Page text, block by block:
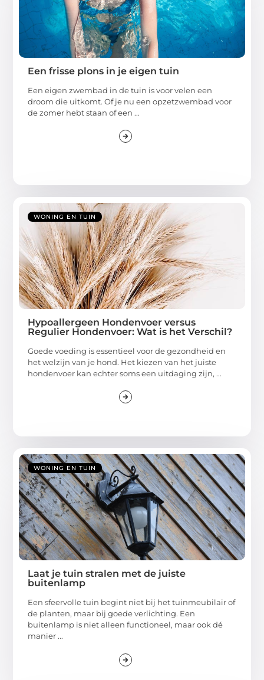
Een frisse plons in je eigen tuin
Een eigen zwembad in de tuin is voor velen een
droom die uitkomt. Of je nu een opzetzwembad voor
de zomer hebt staan of een ...
WONING EN TUIN
Hypoallergeen Hondenvoer versus
Regulier Hondenvoer: Wat is het Verschil?
Goede voeding is essentieel voor de gezondheid en
het welzijn van je hond. Het kiezen van het juiste
hondenvoer kan echter soms een uitdaging zijn, ...
WONING EN TUIN
Laat je tuin stralen met de juiste
buitenlamp
Een sfeervolle tuin begint niet bij het tuinmeubilair of
de planten, maar bij goede verlichting. Een
buitenlamp is niet alleen functioneel, maar ook dé
manier ...